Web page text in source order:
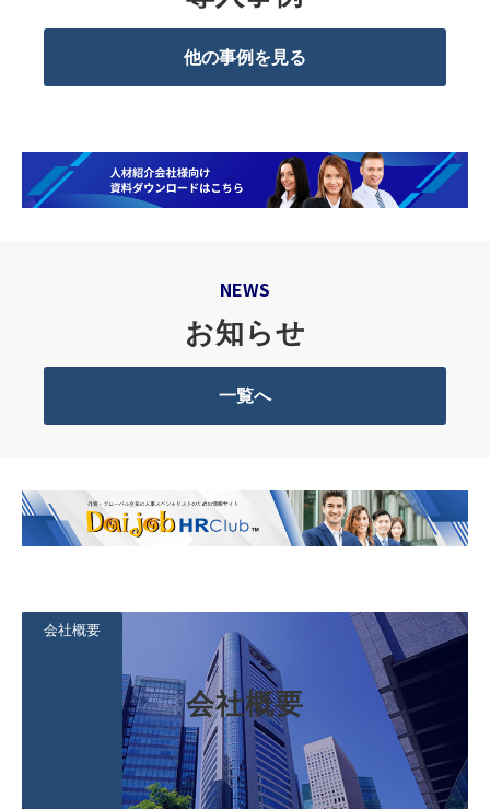
他の事例を見る
NEWS
お知らせ
一覧へ
会社概要
会社概要